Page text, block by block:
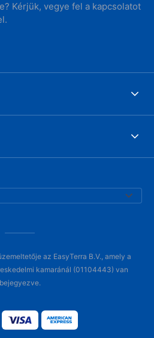
Kérjük, vegye fel a kapcsolatot
az EasyTerra B.V., amely a
kamaránál (01104443) van
bejegyezve.